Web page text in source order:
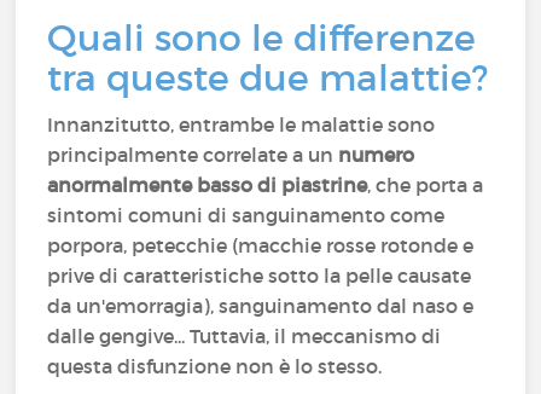
Quali sono le differenze
tra queste due malattie?
Innanzitutto, entrambe le malattie sono
principalmente correlate a un numero
anormalmente basso di piastrine, che porta a
sintomi comuni di sanguinamento come
porpora, petecchie (macchie rosse rotonde e
prive di caratteristiche sotto la pelle causate
da un'emorragia), sanguinamento dal naso e
dalle gengive... Tuttavia, il meccanismo di
questa disfunzione non è lo stesso.